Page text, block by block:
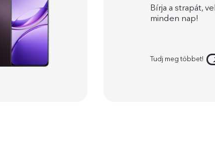
Bírja a strapát,
minden nap!
Tudj meg többet!